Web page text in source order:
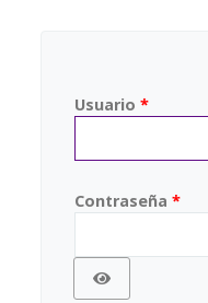
Usuario *
Contraseña *